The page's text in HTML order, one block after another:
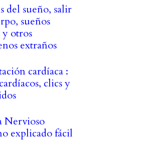
del sueño, salir
sueños
otros
extraños
cardíaca :
clics y
Nervioso
explicado fácil